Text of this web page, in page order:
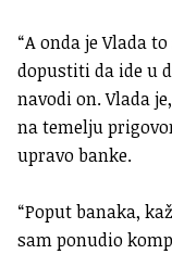
“A onda je Vlada
dopustiti da ide u
navodi on. Vlada
na temelju
upravo banke.
“Poput banaka,
sam ponudio